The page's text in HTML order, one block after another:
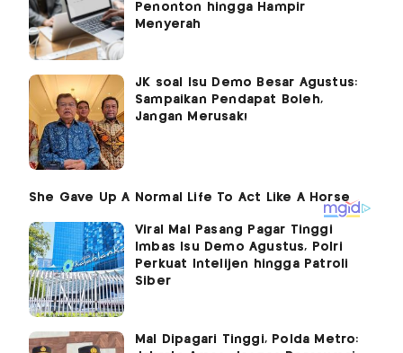
Penonton hingga Hampir
Menyerah
JK soal Isu Demo Besar Agustus:
Sampaikan Pendapat Boleh,
Jangan Merusak!
Viral Mal Pasang Pagar Tinggi
Imbas Isu Demo Agustus, Polri
Perkuat Intelijen hingga Patroli
Siber
Mal Dipagari Tinggi, Polda Metro: